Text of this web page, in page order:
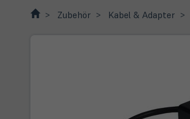
Zubehör Kabel & Adapter